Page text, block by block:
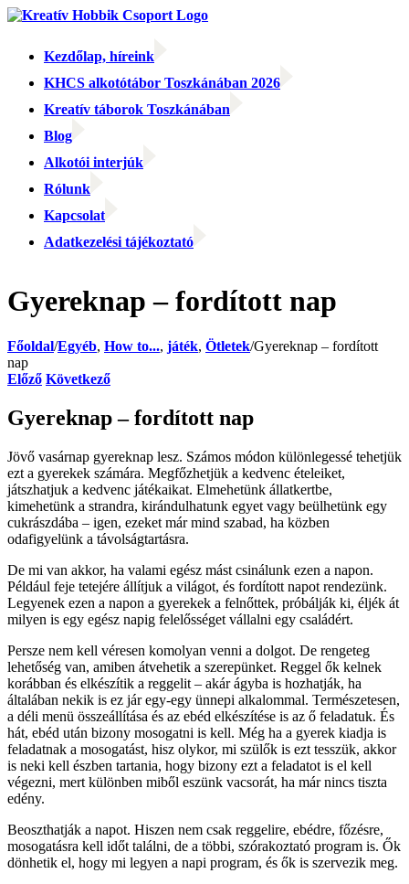
Kihagyás
Kezdőlap, híreink
KHCS alkotótábor Toszkánában 2026
Kreatív táborok Toszkánában
Blog
Alkotói interjúk
Rólunk
Kapcsolat
Adatkezelési tájékoztató
Gyereknap – fordított nap
Főoldal/Egyéb, How to..., játék, Ötletek/Gyereknap – fordított
nap
Előző Következő
Gyereknap – fordított nap
Jövő vasárnap gyereknap lesz. Számos módon különlegessé tehetjük
ezt a gyerekek számára. Megfőzhetjük a kedvenc ételeiket,
játszhatjuk a kedvenc játékaikat. Elmehetünk állatkertbe,
kimehetünk a strandra, kirándulhatunk egyet vagy beülhetünk egy
cukrászdába – igen, ezeket már mind szabad, ha közben
odafigyelünk a távolságtartásra.
De mi van akkor, ha valami egész mást csinálunk ezen a napon.
Például feje tetejére állítjuk a világot, és fordított napot rendezünk.
Legyenek ezen a napon a gyerekek a felnőttek, próbálják ki, éljék át
milyen is egy egész napig felelősséget vállalni egy családért.
Persze nem kell véresen komolyan venni a dolgot. De rengeteg
lehetőség van, amiben átvehetik a szerepünket. Reggel ők kelnek
korábban és elkészítik a reggelit – akár ágyba is hozhatják, ha
általában nekik is ez jár egy-egy ünnepi alkalommal. Természetesen,
a déli menü összeállítása és az ebéd elkészítése is az ő feladatuk. És
hát, ebéd után bizony mosogatni is kell. Még ha a gyerek kiadja is
feladatnak a mosogatást, hisz olykor, mi szülők is ezt tesszük, akkor
is neki kell észben tartania, hogy bizony ezt a feladatot is el kell
végezni, mert különben miből eszünk vacsorát, ha már nincs tiszta
edény.
Beoszthatják a napot. Hiszen nem csak reggelire, ebédre, főzésre,
mosogatásra kell időt találni, de a többi, szórakoztató program is. Ők
dönhetik el, hogy mi legyen a napi program, és ők is szervezik meg.